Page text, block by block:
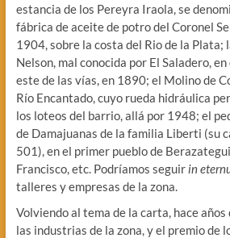
estancia de los Pereyra Iraola, se
fábrica de aceite de potro del Coronel
1904, sobre la costa del Rio de la Plata;
Nelson, mal conocida por El Saladero,
este de las vías, en 1890; el Molino de
Río Encantado, cuyo rueda hidráulica
los loteos del barrio, allá por 1948; el
de Damajuanas de la familia Liberti (su
501), en el primer pueblo de
Francisco, etc. Podríamos seguir in
talleres y empresas de la zona.
Volviendo al tema de la carta, hace
las industrias de la zona, y el premio de